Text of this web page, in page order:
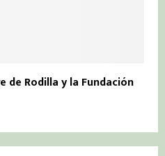
de Rodilla y la Fundación